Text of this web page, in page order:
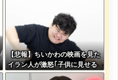
【悲報】ちいかわの映画を見た
イラン人が激怒｢子供に見せる
内容じゃない｡悪影響は計り知